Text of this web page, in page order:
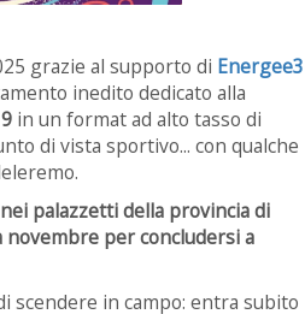
grazie al supporto di Energee3
inedito dedicato alla
in un format ad alto tasso di
di vista sportivo... con qualche
nei palazzetti della provincia di
novembre per concludersi a
scendere in campo: entra subito